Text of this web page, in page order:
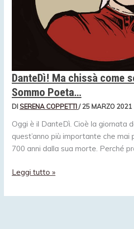
DanteDì! Ma chissà come
Sommo Poeta…
DISERENA COPPETTI/25 MARZO 2021
Oggi è il DanteDì. Cioè la giornata
quest’anno più importante che mai
700 anni dalla sua morte. Perché
DanteDì!
chissà
Leggi tutto »